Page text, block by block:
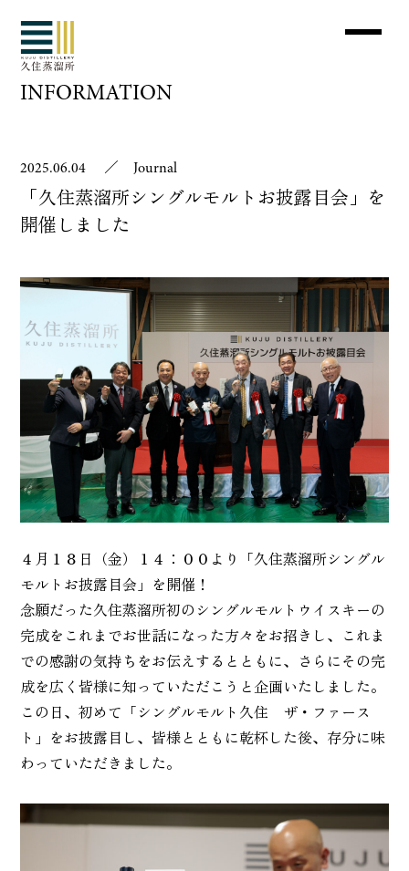
INFORMATION
2025.06.04 ／ Journal
「久住蒸溜所シングルモルトお披露目会」を
開催しました
４月１８日（金）１４：００より「久住蒸溜所シングル
モルトお披露目会」を開催！
念願だった久住蒸溜所初のシングルモルトウイスキーの
完成をこれまでお世話になった方々をお招きし、これま
での感謝の気持ちをお伝えするとともに、さらにその完
成を広く皆様に知っていただこうと企画いたしました。
この日、初めて「シングルモルト久住 ザ・ファース
ト」をお披露目し、皆様とともに乾杯した後、存分に味
わっていただきました。